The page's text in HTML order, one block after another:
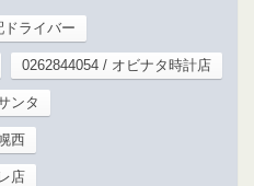
ドライバー
0262844054 / オビナタ時計店
ンタ
西
店